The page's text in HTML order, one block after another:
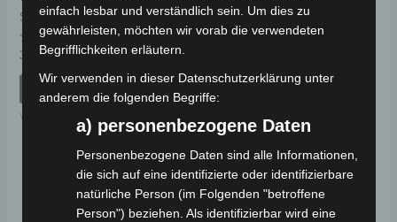
STÄNDER
Bewertet
mit
0
39,00€ *
IN DEN WARENKORB
VS2
ANZEIGE
von
5
IN DEN WARENKORB
einfach lesbar und verständlich sein. Um dies zu
gewährleisten, möchten wir vorab die verwendeten
Begrifflichkeiten erläutern.
Wir verwenden in dieser Datenschutzerklärung unter
anderem die folgenden Begriffe:
a) personenbezogene Daten
Personenbezogene Daten sind alle Informationen,
die sich auf eine identifizierte oder identifizierbare
natürliche Person (im Folgenden "betroffene
Person") beziehen. Als identifizierbar wird eine